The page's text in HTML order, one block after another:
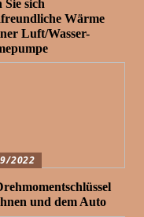
Sie sich
Wärme
Luft/Wasser-
2022
und dem Auto